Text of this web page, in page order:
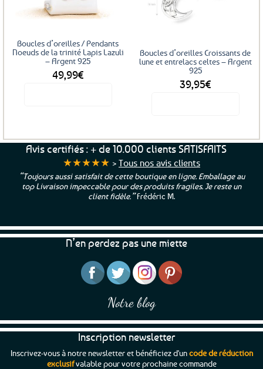
peuvent
sur
Boucles d’oreilles / Pendants
Noeuds de la trinité Lapis Lazuli
– Argent 925
49,99€
Boucles d’oreilles Croissants de
lune et entrelacs celtes – Argent
925
39,95€
Avis certifiés : + de 10.000 clients SATISFAITS
★★★★★ > Tous nos avis clients
“Toujours aussi satisfait de cette boutique en ligne. Emballage au
top Livraison impeccable pour des produits fragiles. Je reste un
client fidèle.”Frédéric M.
N’en perdez pas une miette
Notre blog
Inscription newsletter
Inscrivez-vous à notre newsletter et bénéficiez d'uncode de réduction
exclusifvalable pour votre prochaine commande